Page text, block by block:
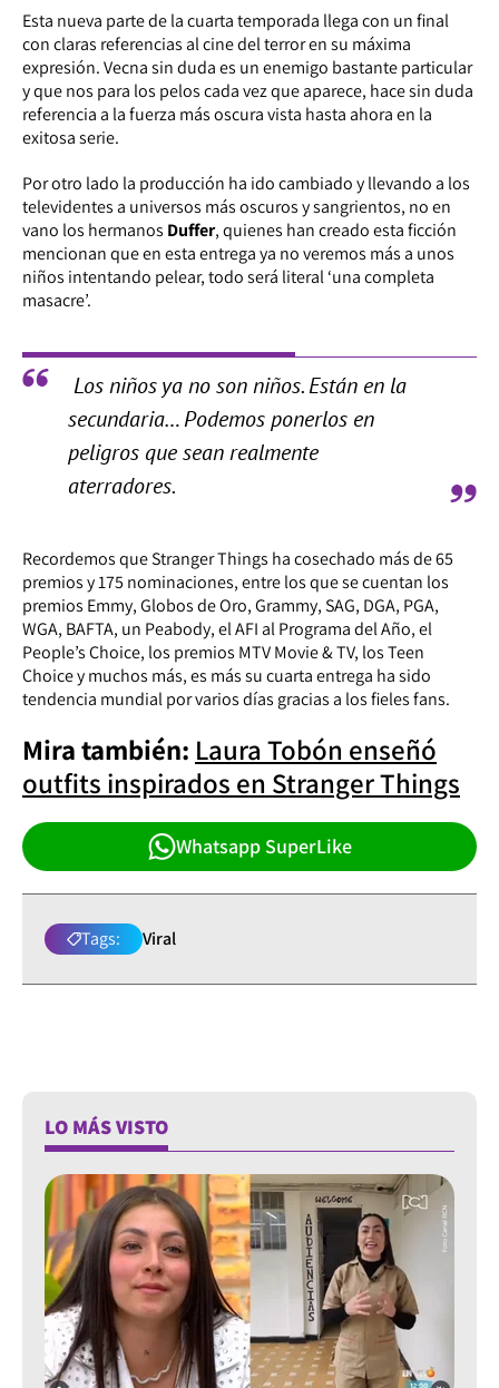
Esta nueva parte de la cuarta temporada llega con un final
con claras referencias al cine del terror en su máxima
expresión. Vecna sin duda es un enemigo bastante particular
y que nos para los pelos cada vez que aparece, hace sin duda
referencia a la fuerza más oscura vista hasta ahora en la
exitosa serie.
Por otro lado la producción ha ido cambiado y llevando a los
televidentes a universos más oscuros y sangrientos, no en
vano los hermanos Duffer, quienes han creado esta ficción
mencionan que en esta entrega ya no veremos más a unos
niños intentando pelear, todo será literal ‘una completa
masacre’.
Los niños ya no son niños. Están en la
secundaria… Podemos ponerlos en
peligros que sean realmente
aterradores.
Recordemos que Stranger Things ha cosechado más de 65
premios y 175 nominaciones, entre los que se cuentan los
premios Emmy, Globos de Oro, Grammy, SAG, DGA, PGA,
WGA, BAFTA, un Peabody, el AFI al Programa del Año, el
People’s Choice, los premios MTV Movie & TV, los Teen
Choice y muchos más, es más su cuarta entrega ha sido
tendencia mundial por varios días gracias a los fieles fans.
Mira también: Laura Tobón enseñó
outfits inspirados en Stranger Things
Whatsapp SuperLike
Tags: Viral
LO MÁS VISTO